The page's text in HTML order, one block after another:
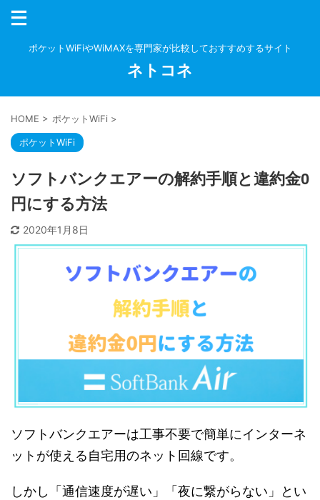
ポケットWiFiやWiMAXを専門家が比較しておすすめするサイト
ネトコネ
HOME > ポケットWiFi >
ポケットWiFi
ソフトバンクエアーの解約手順と違約金0
円にする方法
2020年1月8日
ソフトバンクエアーは工事不要で簡単にインターネ
ットが使える自宅用のネット回線です。
しかし「通信速度が遅い」「夜に繋がらない」とい